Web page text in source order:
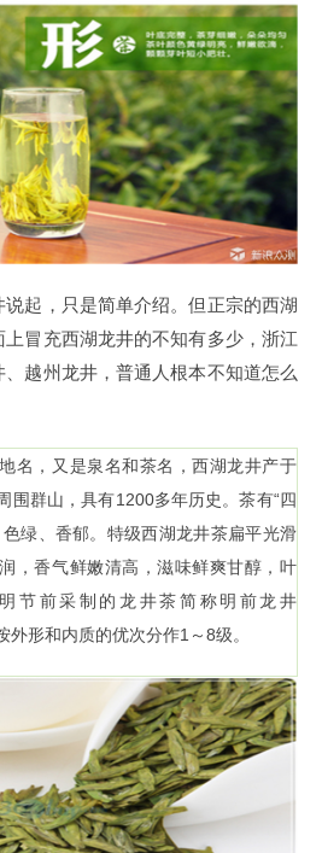
起，只是简单介绍。但正宗的西湖
冒充西湖龙井的不知有多少，浙江
越州龙井，普通人根本不知道怎么
名，又是泉名和茶名，西湖龙井产于
围群山，具有1200多年历史。茶有“四
绿、香郁。特级西湖龙井茶扁平光滑
，香气鲜嫩清高，滋味鲜爽甘醇，叶
节前采制的龙井茶简称明前龙井
外形和内质的优次分作1～8级。